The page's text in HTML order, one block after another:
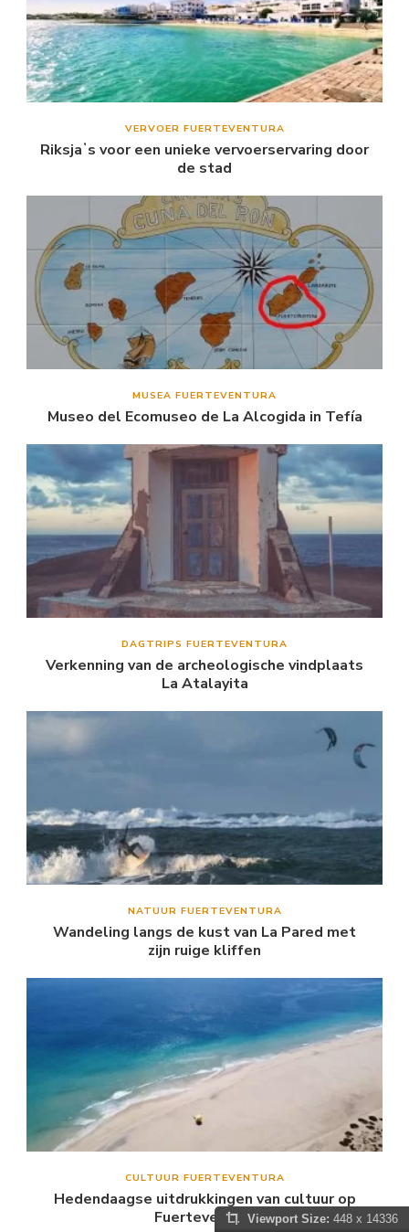
VERVOER FUERTEVENTURA
Riksjaʼs voor een unieke vervoerservaring door
de stad
MUSEA FUERTEVENTURA
Museo del Ecomuseo de La Alcogida in Tefía
DAGTRIPS FUERTEVENTURA
Verkenning van de archeologische vindplaats
La Atalayita
NATUUR FUERTEVENTURA
Wandeling langs de kust van La Pared met
zijn ruige kliffen
CULTUUR FUERTEVENTURA
Hedendaagse uitdrukkingen van cultuur op
FuerteventuraViewport Size: 448 x 14336